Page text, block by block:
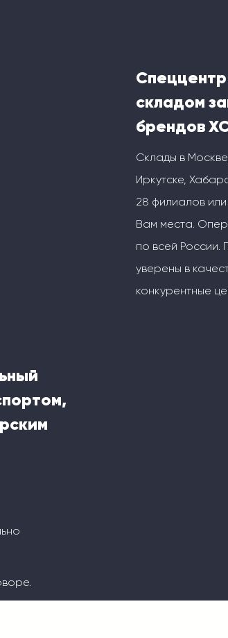
складом
брендов
Склады в
Иркутске,
28 филиалов
Вам места.
по всей России.
уверены в
конкурентные